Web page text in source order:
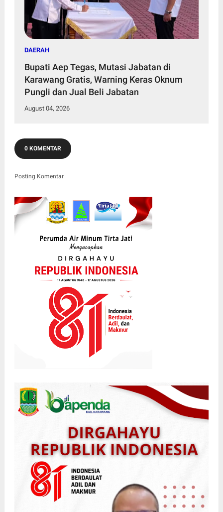
DAERAH
Bupati Aep Tegas, Mutasi Jabatan di
Karawang Gratis, Warning Keras Oknum
Pungli dan Jual Beli Jabatan
August 04, 2026
0 KOMENTAR
Posting Komentar